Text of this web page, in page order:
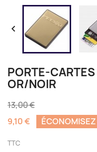

PORTE-
OR/NOIR
13,00 €
9,10 €
TTC